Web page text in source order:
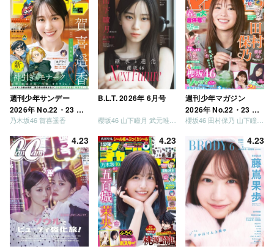
リーになりましょう」
「笑って卒業を祝いま
しょう」 [Blu-ray]
週刊少年サンデー
2026年 No.22・23 合
併号
乃木坂46 賀喜遥香
B.L.T. 2026年 6月号
櫻坂46 山下瞳月 武元唯衣 / 乃木坂46 海邉朱莉
週刊少年マガジン
2026年 No.22・23 合
併号
4.23 4.23 4.23